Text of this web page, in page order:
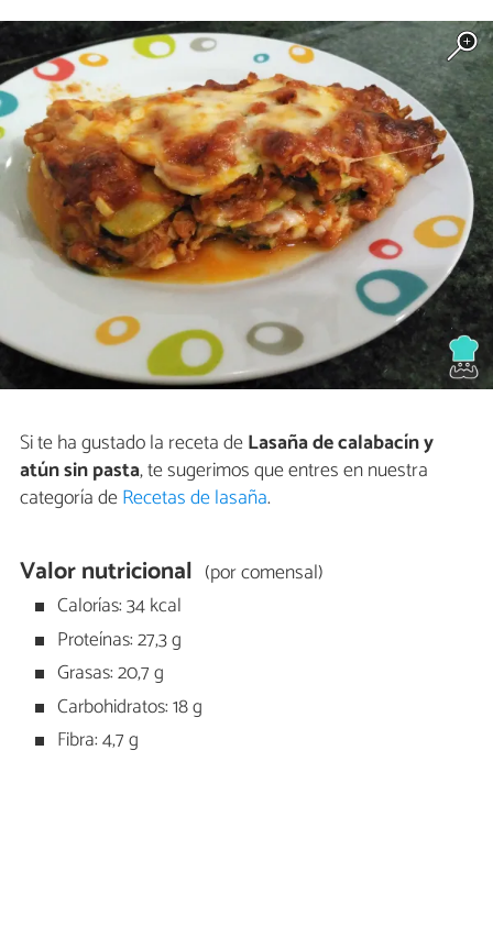
Si te ha gustado la receta deLasaña de calabacín y
atún sin pasta, te sugerimos que entres en nuestra
categoría deRecetas de lasaña.
Valor nutricional (por comensal)
Calorías: 34 kcal
Proteínas: 27,3 g
Grasas: 20,7 g
Carbohidratos: 18 g
Fibra: 4,7 g